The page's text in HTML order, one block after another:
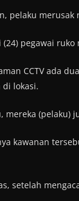
pelaku
(24) pegawai
CCTV ada
di lokasi.
mereka (pelaku)
kawanan
setelah